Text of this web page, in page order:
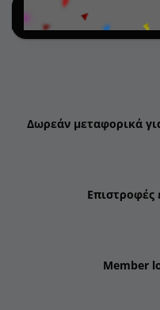
SHOP
Δωρεάν μεταφορικά
Επιστροφές
Member